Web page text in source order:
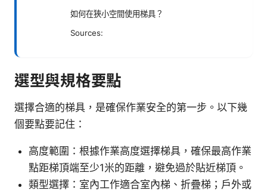
如何在狹小空間使用梯具？
Sources:
選型與規格要點
選擇合適的梯具，是確保作業安全的第一步。以下幾
個要點要記住：
高度範圍：根據作業高度選擇梯具，確保最高作業
點距梯頂端至少1米的距離，避免過於貼近梯頂。
類型選擇：室內工作適合室內梯、折疊梯；戶外或